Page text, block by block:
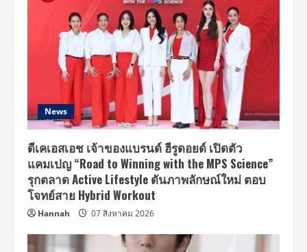
News
ดีเคเอสเอช เจ้าของแบรนด์ ฮีรูดอยด์ เปิดตัว
แคมเปญ “Road to Winning with the MPS Science”
รุกตลาด Active Lifestyle ดันภาพลักษณ์ใหม่ ตอบ
โจทย์สาย Hybrid Workout
Hannah 07 สิงหาคม 2026